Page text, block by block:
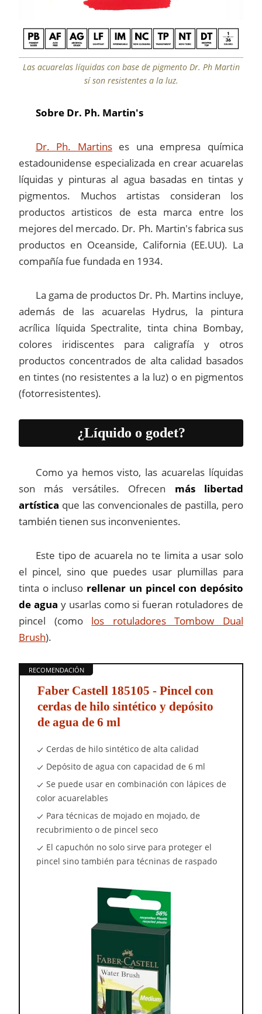
Las acuarelas líquidas con base de pigmento Dr. Ph Martin
sí son resistentes a la luz.
Sobre Dr. Ph. Martin's
Dr. Ph. Martinses una empresa química
estadounidense especializada en crear acuarelas
líquidas y pinturas al agua basadas en tintas y
pigmentos. Muchos artistas consideran los
productos artisticos de esta marca entre los
mejores del mercado. Dr. Ph. Martin's fabrica sus
productos en Oceanside, California (EE.UU). La
compañía fue fundada en 1934.
La gama de productos Dr. Ph. Martins incluye,
además de las acuarelas Hydrus, la pintura
acrílica líquida Spectralite, tinta china Bombay,
colores iridiscentes para caligrafía y otros
productos concentrados de alta calidad basados
en tintes (no resistentes a la luz) o en pigmentos
(fotorresistentes).
¿Líquido o godet?
Como ya hemos visto, las acuarelas líquidas
son más versátiles. Ofrecen más libertad
artística que las convencionales de pastilla, pero
también tienen sus inconvenientes.
Este tipo de acuarela no te limita a usar solo
el pincel, sino que puedes usar plumillas para
tinta o incluso rellenar un pincel con depósito
de agua y usarlas como si fueran rotuladores de
pincel (como los rotuladores Tombow Dual
Brush).
Faber Castell 185105 - Pincel con
cerdas de hilo sintético y depósito
de agua de 6 ml
Cerdas de hilo sintético de alta calidad
Depósito de agua con capacidad de 6 ml
Se puede usar en combinación con lápices de
color acuarelables
Para técnicas de mojado en mojado, de
recubrimiento o de pincel seco
El capuchón no solo sirve para proteger el
pincel sino también para técninas de raspado